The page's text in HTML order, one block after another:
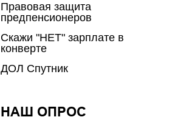
Правовая защита
предпенсионеров
Скажи "НЕТ" зарплате в
конверте
ДОЛ Спутник
НАШ ОПРОС